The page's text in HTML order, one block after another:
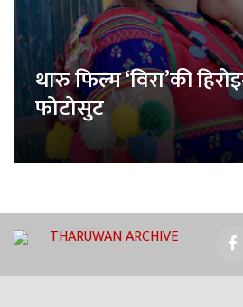
थारु फिल्म ‘विरा’की
फोटोसुट
THARUWAN ARCHIVE